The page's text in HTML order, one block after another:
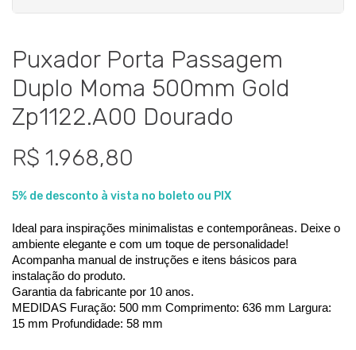
Puxador Porta Passagem
Duplo Moma 500mm Gold
Zp1122.A00 Dourado
R$ 1.968,80
5% de desconto à vista no boleto ou PIX
Ideal para inspirações minimalistas e contemporâneas. Deixe o
ambiente elegante e com um toque de personalidade!
Acompanha manual de instruções e itens básicos para
instalação do produto.
Garantia da fabricante por 10 anos.
MEDIDAS Furação: 500 mm Comprimento: 636 mm Largura:
15 mm Profundidade: 58 mm